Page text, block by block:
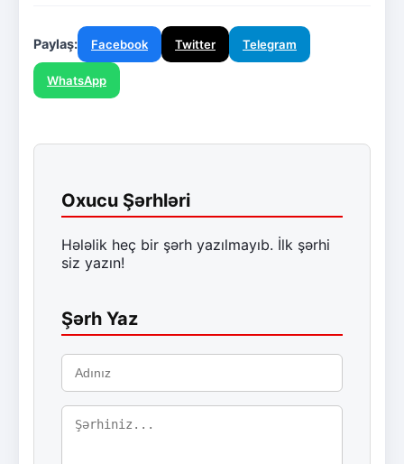
Paylaş: Facebook Twitter Telegram
WhatsApp
Oxucu Şərhləri
Hələlik heç bir şərh yazılmayıb. İlk şərhi
siz yazın!
Şərh Yaz